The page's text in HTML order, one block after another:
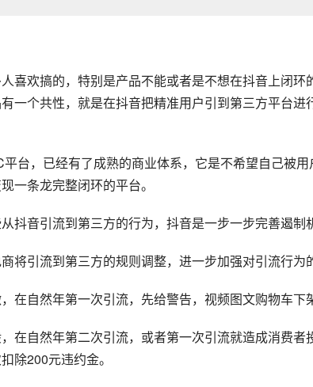
喜欢搞的，特别是产品不能或者是不想在抖音上闭环
一个共性，就是在抖音把精准用户引到第三方平台
台，已经有了成熟的商业体系，它是不希望自己被
一条龙完整闭环的平台。
抖音引流到第三方的行为，抖音是一步一步完善遏制
将引流到第三方的规则调整，进一步加强对引流行为
在自然年第一次引流，先给警告，视频图文购物车下
在自然年第二次引流，或者第一次引流就造成消费
除200元违约金。